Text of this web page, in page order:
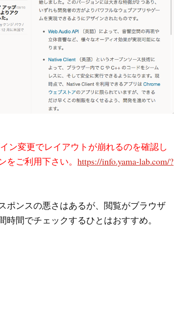
イン変更でレイアウトが崩れるのを確認し
をご利用下さい。https://info.yama-lab.com/?
ポンスの悪さはあるが、閲覧がブラウザ
間でチェックするひとはおすすめ。